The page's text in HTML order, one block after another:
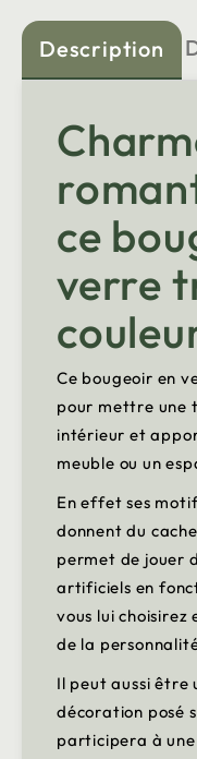
Description
ce
verre
Ce bougeoir en
pour mettre une
intérieur et
meuble ou un
En effet ses
donnent du
permet de jouer
artificiels en
vous lui
de la
Il peut aussi être
décoration posé
participera à